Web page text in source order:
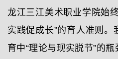
龙江三江美术职业学院始
实践促成长”的育人准则
育中“理论与现实脱节”的